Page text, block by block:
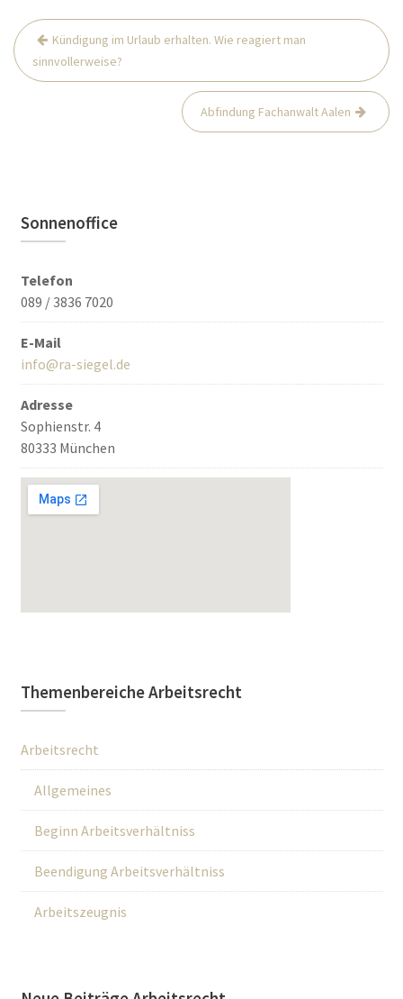
Beitrags-
Navigation
Kündigung im Urlaub erhalten. Wie reagiert man
sinnvollerweise?
Abfindung Fachanwalt Aalen
Sonnenoffice
Telefon
089 / 3836 7020
E-Mail
info@ra-siegel.de
Adresse
Sophienstr. 4
80333 München
Themenbereiche Arbeitsrecht
Arbeitsrecht
Allgemeines
Beginn Arbeitsverhältniss
Beendigung Arbeitsverhältniss
Arbeitszeugnis